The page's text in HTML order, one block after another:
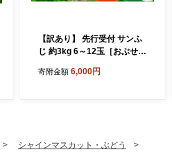
【訳あり】 先行受付 サンふ
じ 約3kg 6～12玉［おぶせフ
家庭用 りんご 林檎 リンゴ 果
寄附金額 6,000円
シャインマスカット・ぶどう